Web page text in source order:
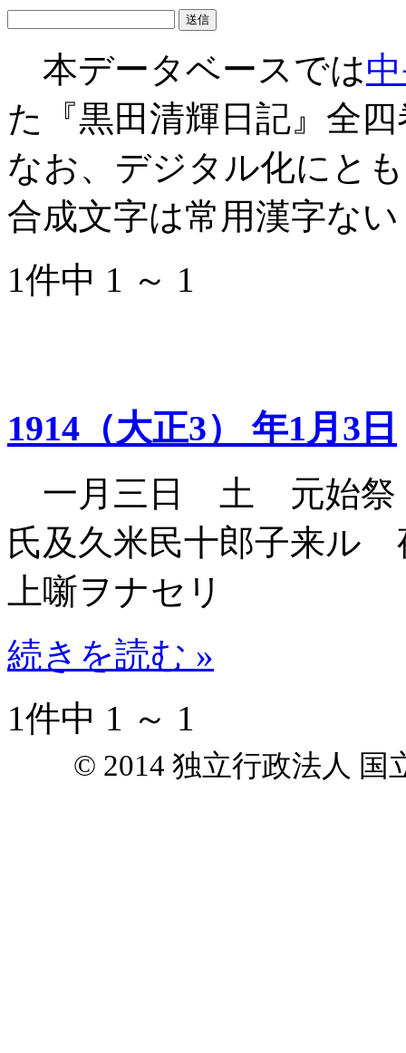
本データベースでは
た『黒田清輝日記』全
なお、デジタル化にと
合成文字は常用漢字な
1件中 1 ～ 1
1914（大正3） 年1月3日
一月三日 土 元始
氏及久米民十郎子来ル
上噺ヲナセリ
続きを読む »
1件中 1 ～ 1
© 2014 独立行政法人 国